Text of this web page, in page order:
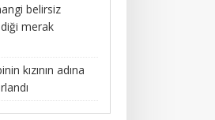
belirsiz
merak
kızının adına